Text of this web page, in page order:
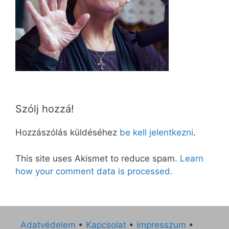
Szólj hozzá!
Hozzászólás küldéséhez be kell jelentkezni.
This site uses Akismet to reduce spam. Learn
how your comment data is processed.
Adatvédelem • Kapcsolat • Impresszum •